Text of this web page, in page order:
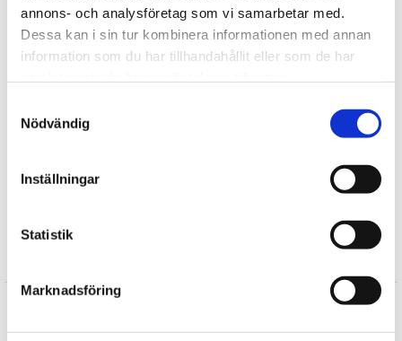
annons- och analysföretag som vi samarbetar med.
Dessa kan i sin tur kombinera informationen med annan
information som du har tillhandahållit eller som de har
Nödvändig
Inställningar
Statistik
Marknadsföring
Tipsa
Upptäck mer
Köksporslin
Julklappar till farmor/mormor
Produkten har inga recensioner
Skriv en recension